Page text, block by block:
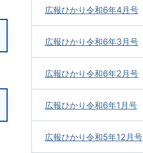
広報ひかり令和6年4月号
広報ひかり令和6年3月号
広報ひかり令和6年2月号
広報ひかり令和6年1月号
広報ひかり令和5年12月号